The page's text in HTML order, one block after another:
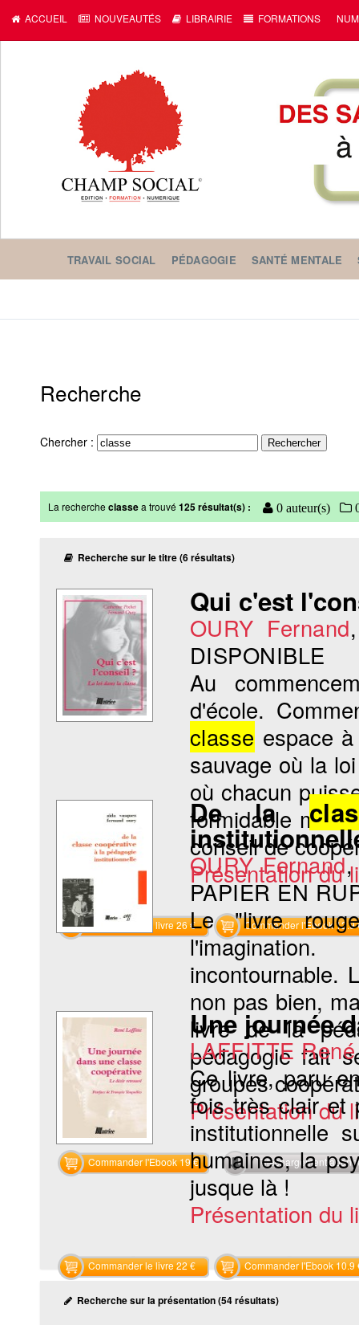
ACCUEIL NOUVEAUTÉS LIBRAIRIE FORMATIONS
TRAVAIL SOCIAL PÉDAGOGIE SANTÉ MENTALE
Recherche
Chercher :
La rechercheclassea trouvé125 résultat(s) : 0 auteur(s)
Recherche sur le titre (6 résultats)
Qui c'est
OURY Fernand
DISPONIBLE
Au
d'école.
classe espace
sauvage où la
où chacun
formidable
conseil de
Présentation du
Commander le livre 26 € Commander l'Ebook 12.9
De la
OURY Fernand
PAPIER EN
Le "livre
incontournable.
non pas bien,
livre de la
pédagogie fait
groupes
Présentation du
Commander l'Ebook 19 € Téléchargement
Une journée
LAFFITTE René
Ce livre, paru
fois très clair et
institutionnelle
humaines, la
jusque là !
Présentation du
Commander le livre 22 € Commander l'Ebook 10.9
Recherche sur la présentation (54 résultats)